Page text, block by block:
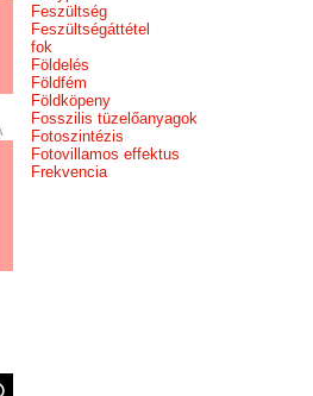
Feszültség
Feszültségáttétel
fok
Földelés
Földfém
Földköpeny
Fosszilis tüzelőanyagok
Fotoszintézis
Fotovillamos effektus
Frekvencia